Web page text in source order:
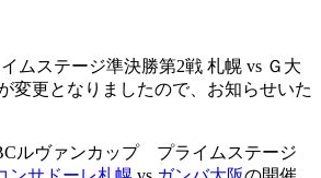
ムステージ準決勝第2戦 札幌 vs Ｇ大
変更となりましたので、お知らせいた
ルヴァンカップ プライムステージ